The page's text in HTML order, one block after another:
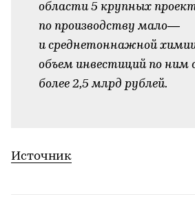
области 5 крупных
по производству мало—
и среднетоннажной
объем инвестиций по ним
более 2,5 млрд рублей.
Источник